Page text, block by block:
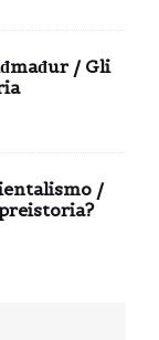
/ Gli
/